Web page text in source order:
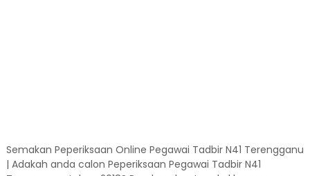
Semakan Peperiksaan Online Pegawai Tadbir N41 Terengganu
| Adakah anda calon Peperiksaan Pegawai Tadbir N41